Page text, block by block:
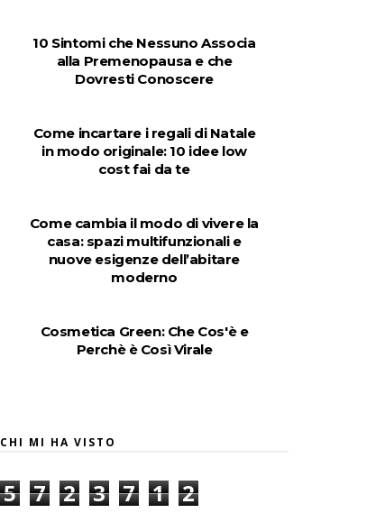
10 Sintomi che Nessuno Associa
alla Premenopausa e che
Dovresti Conoscere
Come incartare i regali di Natale
in modo originale: 10 idee low
cost fai da te
Come cambia il modo di vivere la
casa: spazi multifunzionali e
nuove esigenze dell’abitare
moderno
Cosmetica Green: Che Cos'è e
Perchè è Così Virale
CHI MI HA VISTO
5 7 2 3 7 1 2